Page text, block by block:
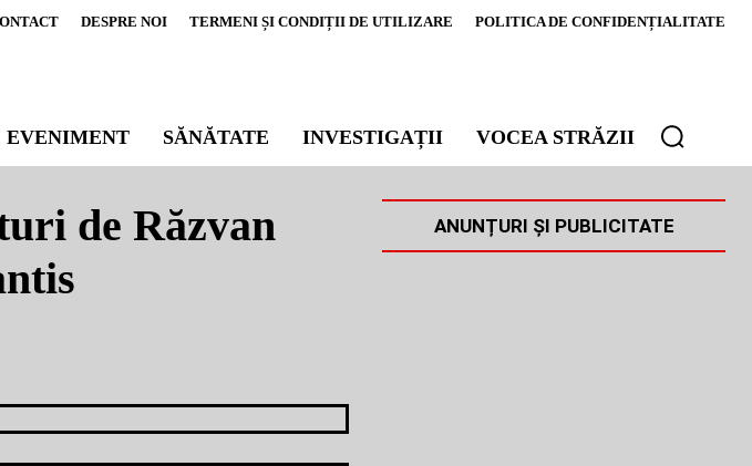
DESPRE NOI TERMENI ȘI CONDIȚII DE UTILIZARE POLITICA DE CONFIDENȚIALITATE
EVENIMENT SĂNĂTATE INVESTIGAȚII VOCEA STRĂZII
de Răzvan
ANUNȚURI ȘI PUBLICITATE